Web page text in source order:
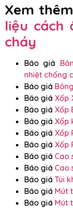
Xem
liệu cách
cháy
Báo giá
nhiệt chống
Báo giá
Báo giá Xốp
Báo giá Xốp
Báo giá Xốp
Báo giá Xốp
Báo giá Xốp
Báo giá Cao
Báo giá Cao
Báo giá Túi
Báo giá Mút
Báo giá Mút